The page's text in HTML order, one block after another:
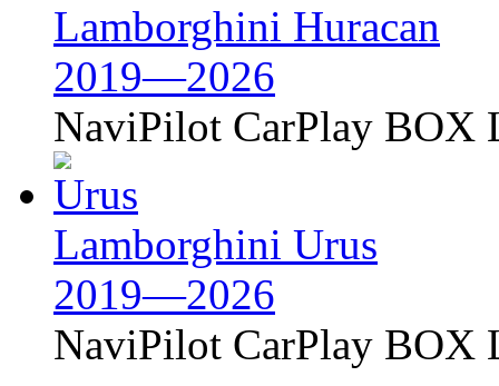
Lamborghini Huracan
2019—2026
NaviPilot CarPlay BOX
Lamborghini Urus
2019—2026
NaviPilot CarPlay BOX